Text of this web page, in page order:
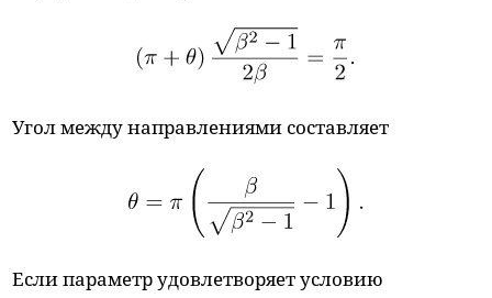
Угол между направлениями составляет
Если параметр удовлетворяет условию